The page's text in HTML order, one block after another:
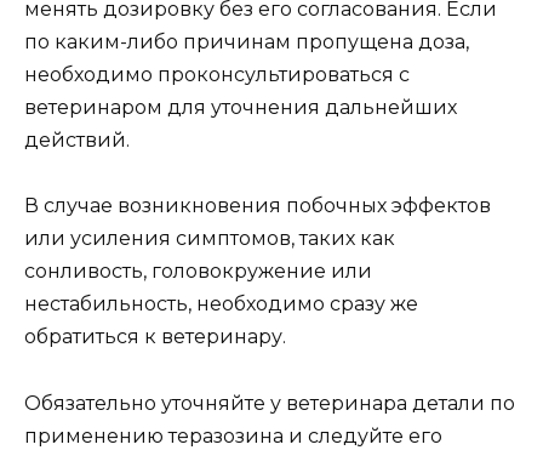
менять дозировку без его согласования. Если
по каким-либо причинам пропущена доза,
необходимо проконсультироваться с
ветеринаром для уточнения дальнейших
действий.
В случае возникновения побочных эффектов
или усиления симптомов, таких как
сонливость, головокружение или
нестабильность, необходимо сразу же
обратиться к ветеринару.
Обязательно уточняйте у ветеринара детали по
применению теразозина и следуйте его